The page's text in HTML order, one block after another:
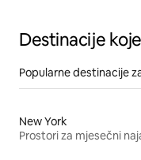
Destinacije
Popularne destinacije
New York
Prostori za mjesečni